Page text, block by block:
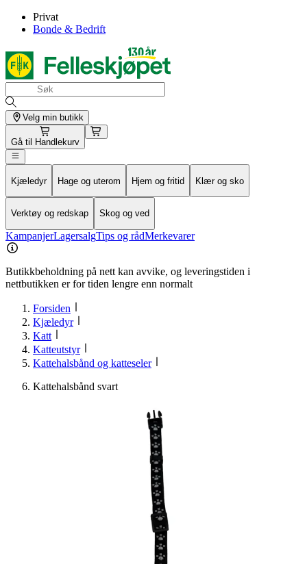
Privat
Bonde & Bedrift
Velg min butikk
Gå til Handlekurv
Kjæledyr Hage og uterom Hjem og fritid Klær og sko
Verktøy og redskap Skog og ved
KampanjerLagersalgTips og rådMerkevarer
Butikkbeholdning på nett kan avvike, og leveringstiden i
nettbutikken er for tiden lengre enn normalt
Forsiden
Kjæledyr
Katt
Katteutstyr
Kattehalsbånd og katteseler
Kattehalsbånd svart